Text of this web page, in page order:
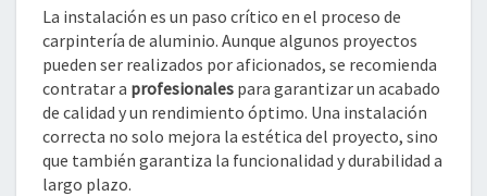
La instalación es un paso crítico en el proceso de
carpintería de aluminio. Aunque algunos proyectos
pueden ser realizados por aficionados, se recomienda
contratar a profesionales para garantizar un acabado
de calidad y un rendimiento óptimo. Una instalación
correcta no solo mejora la estética del proyecto, sino
que también garantiza la funcionalidad y durabilidad a
largo plazo.